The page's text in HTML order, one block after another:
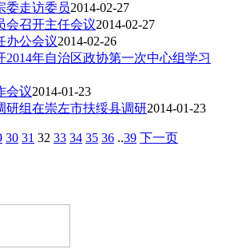
委走访委员2014-02-27
会召开主任会议2014-02-27
办公会议2014-02-26
2014年自治区政协第一次中心组学习
会议2014-01-23
研组在崇左市扶绥县调研2014-01-23
30 31 32 33 34 35 36 ..39 下一页